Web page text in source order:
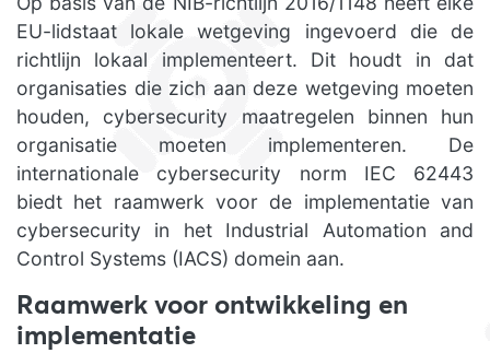
EU-lidstaat lokale wetgeving ingevoerd die de
richtlijn lokaal implementeert. Dit houdt in dat
organisaties die zich aan deze wetgeving moeten
houden, cybersecurity maatregelen binnen hun
organisatie moeten implementeren. De
internationale cybersecurity norm IEC 62443
biedt het raamwerk voor de implementatie van
cybersecurity in het Industrial Automation and
Control Systems (IACS) domein aan.
Raamwerk voor ontwikkeling en
implementatie